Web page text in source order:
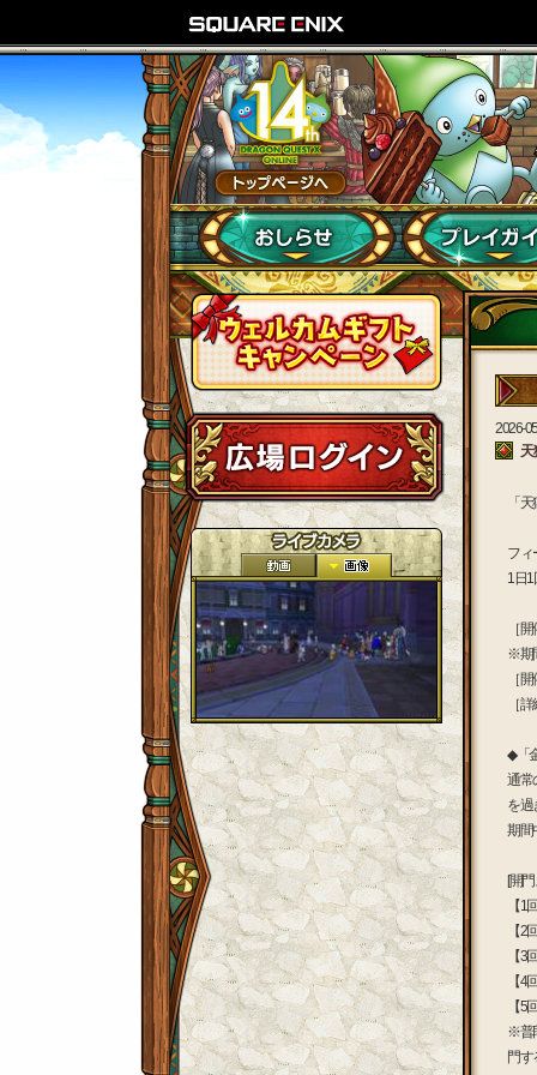
2026-
天
「
フィ
1日
［
※期
［
［
◆「
通常
を過
期間
[開
【
【
【
【
【
※普
門